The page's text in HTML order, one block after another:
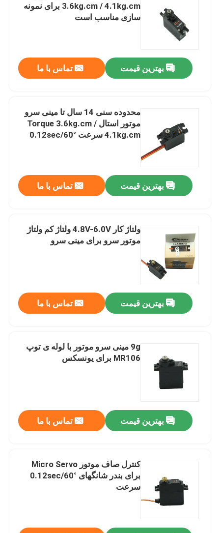
3.6kg.cm / 4.1kg.cm برای نمونه
سازی مناسب است
بهترین قیمت تماس با ما
محدوده سنی 14 سال تا مینی سرو
موتور استال Torque 3.6kg.cm /
4.1kg.cm سرعت 0.12sec/60°
بهترین قیمت تماس با ما
ولتاژ کار 4.8V-6.0V ولتاژ کم ولتاژ
موتور سرو برای مینی سرو
بهترین قیمت تماس با ما
9g مینی سرو موتور با لوله ی توپ
MR106 برای یونسکس
بهترین قیمت تماس با ما
کنترل صاف موتور Micro Servo
برای بندر شانگهای 0.12sec/60°
سرعت